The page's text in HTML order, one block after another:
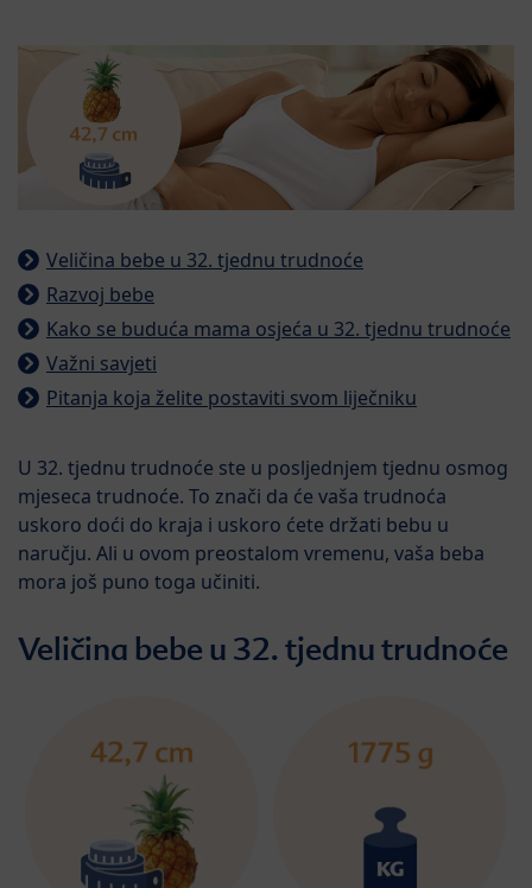
Veličina bebe u 32. tjednu trudnoće
Razvoj bebe
Kako se buduća mama osjeća u 32. tjednu trudnoće
Važni savjeti
Pitanja koja želite postaviti svom liječniku
U 32. tjednu trudnoće ste u posljednjem tjednu osmog
mjeseca trudnoće. To znači da će vaša trudnoća
uskoro doći do kraja i uskoro ćete držati bebu u
naručju. Ali u ovom preostalom vremenu, vaša beba
mora još puno toga učiniti.
Veličina bebe u 32. tjednu trudnoće